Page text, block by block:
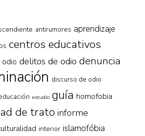
antirumores aprendizaje
centros educativos
delitos de odio denuncia
discurso de odio
estudio guía homofobia
de trato informe
interior islamofóbia